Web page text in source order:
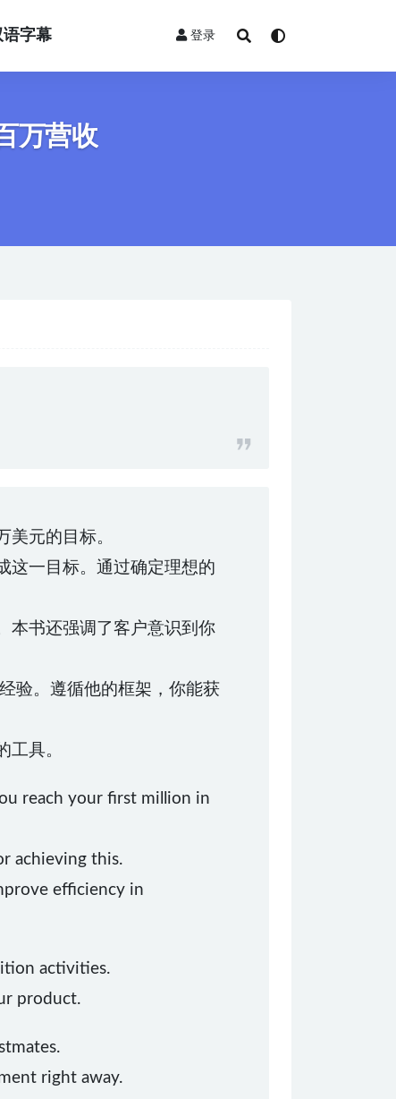
语字幕 登录
万营收
美元的目标。
这一目标。通过确定理想的
本书还强调了客户意识到你
验。遵循他的框架，你能获
具。
reach your first million in
achieving this.
efficiency in
activities.
product.
right away.